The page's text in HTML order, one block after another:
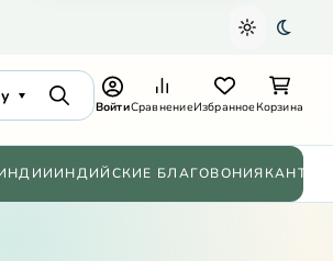
Светлая
ПоискВойтиСравнениеИзбранноеКорзина
ИНДИЙСКИЕ БЛАГОВОНИЯ